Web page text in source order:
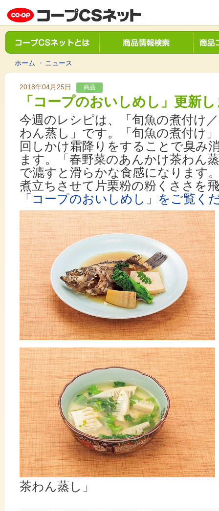
ホーム ニュース
2018年04月25日 商品
「コープのおいしめし」更新
今週のレシピは、「旬魚の煮付け
わん蒸し」です。「旬魚の煮付け
回しかけ霜降りをすることで臭み
ます。「春野菜のあんかけ茶わん
で漉すと滑らかな食感になります
煮立ちさせて片栗粉の粉くささを
「コープのおいしめし」をご覧く
茶わん蒸し」